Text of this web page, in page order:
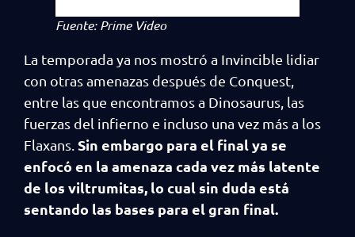
Fuente: Prime Video
La temporada ya nos mostró a Invincible lidiar
con otras amenazas después de Conquest,
entre las que encontramos a Dinosaurus, las
fuerzas del infierno e incluso una vez más a los
Flaxans. Sin embargo para el final ya se
enfocó en la amenaza cada vez más latente
de los viltrumitas, lo cual sin duda está
sentando las bases para el gran final.